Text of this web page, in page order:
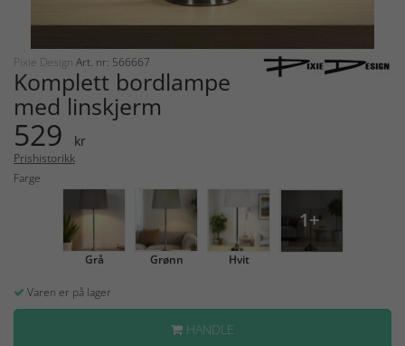
Pixie Design Art. nr: 566667
Komplett bordlampe
med linskjerm
529 kr
Prishistorikk
Farge
Grå Grønn Hvit
1+
Varen er på lager
HANDLE